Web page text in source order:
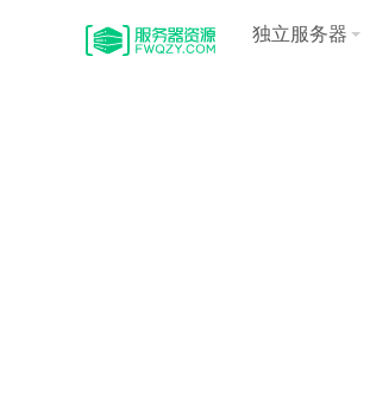
独立服务器